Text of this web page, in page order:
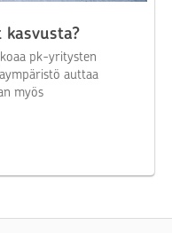
pk-yritysten
auttaa
myös